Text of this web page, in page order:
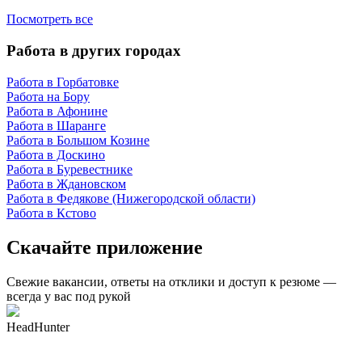
Посмотреть все
Работа в других городах
Работа в Горбатовке
Работа на Бору
Работа в Афонине
Работа в Шаранге
Работа в Большом Козине
Работа в Доскино
Работа в Буревестнике
Работа в Ждановском
Работа в Федякове (Нижегородской области)
Работа в Кстово
Скачайте приложение
Свежие вакансии, ответы на отклики и доступ к резюме —
всегда у вас под рукой
HeadHunter